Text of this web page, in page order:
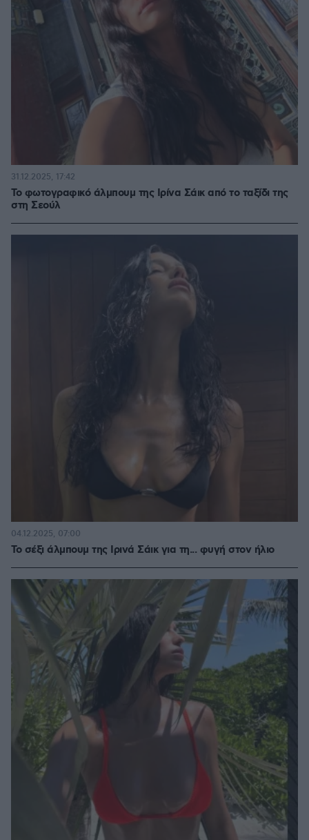
Το φωτογραφικό άλμπουμ της Ιρίνα Σάικ από το ταξίδι της
στη Σεούλ
31.12.2025, 17:42
To σέξι άλμπουμ της Ιρινά Σάικ για τη... φυγή στον ήλιο
04.12.2025, 07:00